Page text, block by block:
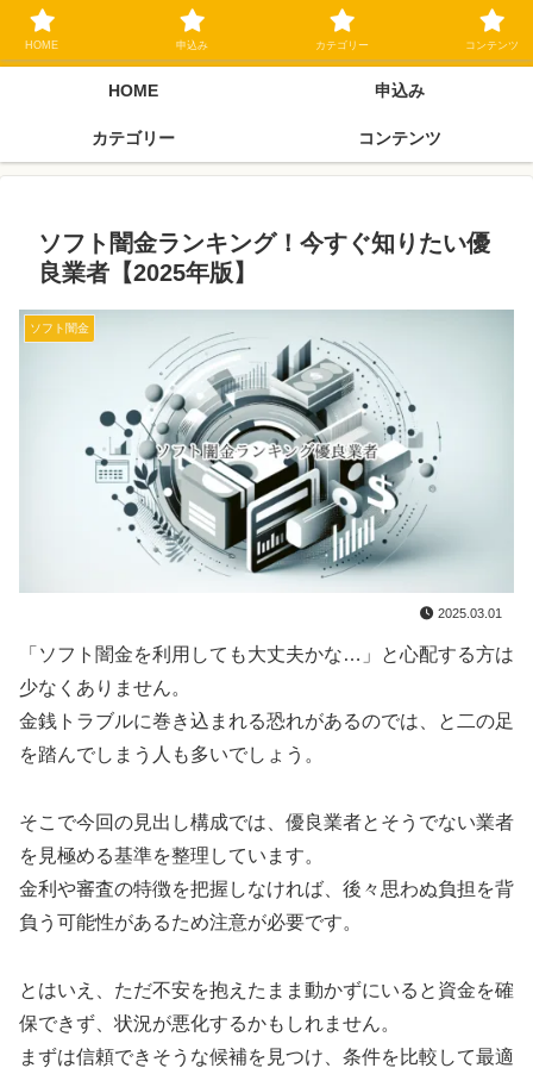
ブラックリスト長期延滞中でもOK 独自審査フリーローン 在籍確認なしの街
金クローネにご相談ください
HOME 申込み
カテゴリー コンテンツ
ソフト闇金ランキング！今すぐ知りたい優
良業者【2025年版】
ソフト闇金
2025.03.01
「ソフト闇金を利用しても大丈夫かな…」と心配する方は
少なくありません。
金銭トラブルに巻き込まれる恐れがあるのでは、と二の足
を踏んでしまう人も多いでしょう。
そこで今回の見出し構成では、優良業者とそうでない業者
を見極める基準を整理しています。
金利や審査の特徴を把握しなければ、後々思わぬ負担を背
負う可能性があるため注意が必要です。
とはいえ、ただ不安を抱えたまま動かずにいると資金を確
保できず、状況が悪化するかもしれません。
まずは信頼できそうな候補を見つけ、条件を比較して最適
HOME 申込み カテゴリー コンテンツ